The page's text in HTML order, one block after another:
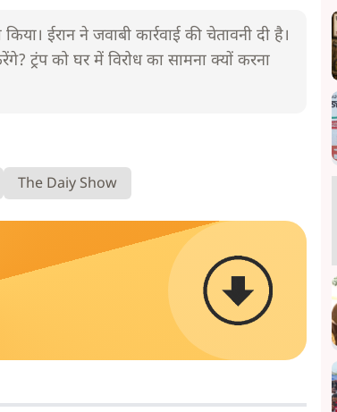
ईरान ने जवाबी कार्रवाई की चेतावनी दी है।
ट्रंप को घर में विरोध का सामना क्यों करना
The Daiy Show